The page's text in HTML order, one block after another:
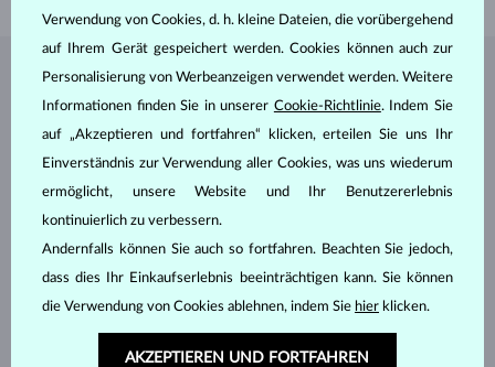
SCHMUCK AUS DEMKLENOTA ATELIER
Verwendung von Cookies, d. h. kleine Dateien, die vorübergehend
auf Ihrem Gerät gespeichert werden. Cookies können auch zur
Personalisierung von Werbeanzeigen verwendet werden. Weitere
Informationen finden Sie in unserer Cookie-Richtlinie. Indem Sie
auf „Akzeptieren und fortfahren“ klicken, erteilen Sie uns Ihr
Einverständnis zur Verwendung aller Cookies, was uns wiederum
ermöglicht, unsere Website und Ihr Benutzererlebnis
kontinuierlich zu verbessern.
Andernfalls können Sie auch so fortfahren. Beachten Sie jedoch,
dass dies Ihr Einkaufserlebnis beeinträchtigen kann. Sie können
die Verwendung von Cookies ablehnen, indem Sie hier klicken.
AKZEPTIEREN UND FORTFAHREN